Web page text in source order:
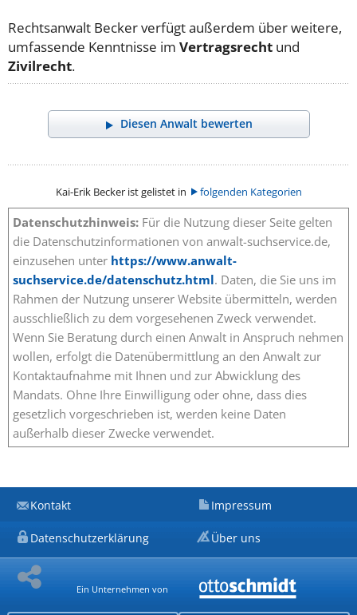
Rechtsanwalt Becker verfügt außerdem über weitere,
umfassende Kenntnisse im Vertragsrecht und
Zivilrecht.
Diesen Anwalt bewerten
Kai-Erik Becker ist gelistet in folgenden Kategorien
Datenschutzhinweis: Für die Nutzung dieser Seite gelten
die Datenschutzinformationen von anwalt-suchservice.de,
einzusehen unter https://www.anwalt-
suchservice.de/datenschutz.html. Daten, die Sie uns im
Rahmen der Nutzung unserer Website übermitteln, werden
ausschließlich zu dem vorgesehenen Zweck verwendet.
Wenn Sie Beratung durch einen Anwalt in Anspruch nehmen
wollen, erfolgt die Datenübermittlung an den Anwalt zur
Kontaktaufnahme mit Ihnen und zur Abwicklung des
Mandats. Ohne Ihre Einwilligung oder ohne, dass dies
gesetzlich vorgeschrieben ist, werden keine Daten
außerhalb dieser Zwecke verwendet.
Kontakt Impressum
Datenschutzerklärung Über uns
Ein Unternehmen von